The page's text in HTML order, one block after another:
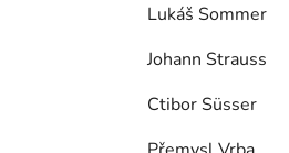
Lukáš Sommer
Johann Strauss
Ctibor Süsser